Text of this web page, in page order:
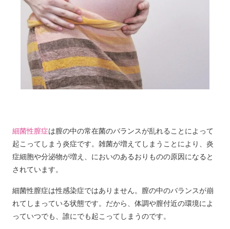
細菌性膣症は膣の中の常在菌のバランスが乱れることによって
起こってしまう炎症です。雑菌が増えてしまうことにより、炎
症細胞や分泌物が増え、においのあるおりものの原因になると
されています。
細菌性膣症は性感染症ではありません。膣の中のバランスが崩
れてしまっている状態です。だから、体調や膣付近の環境によ
っていつでも、誰にでも起こってしまうのです。